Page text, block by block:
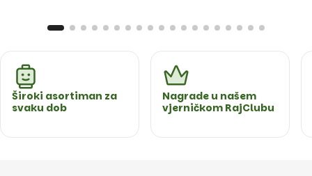
Široki asortiman za
svaku dob
Nagrade u našem
vjerničkom RajClubu